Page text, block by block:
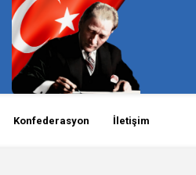
Konfederasyon İletişim